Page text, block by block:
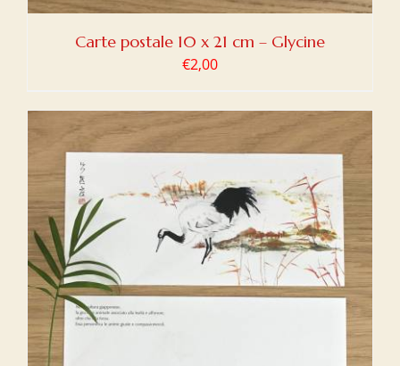
Carte postale 10 x 21 cm – Glycine
€2,00